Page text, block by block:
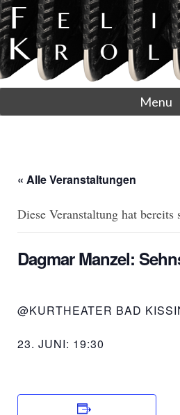
Menu
« Alle Veranstaltungen
Diese Veranstaltung hat bereits
Dagmar Manzel:
@KURTHEATER BAD
23. JUNI: 19:30